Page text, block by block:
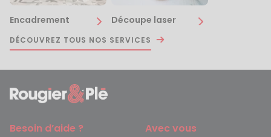
Encadrement Découpe laser
DÉCOUVREZ TOUS NOS SERVICES
Besoin d’aide ? Avec vous